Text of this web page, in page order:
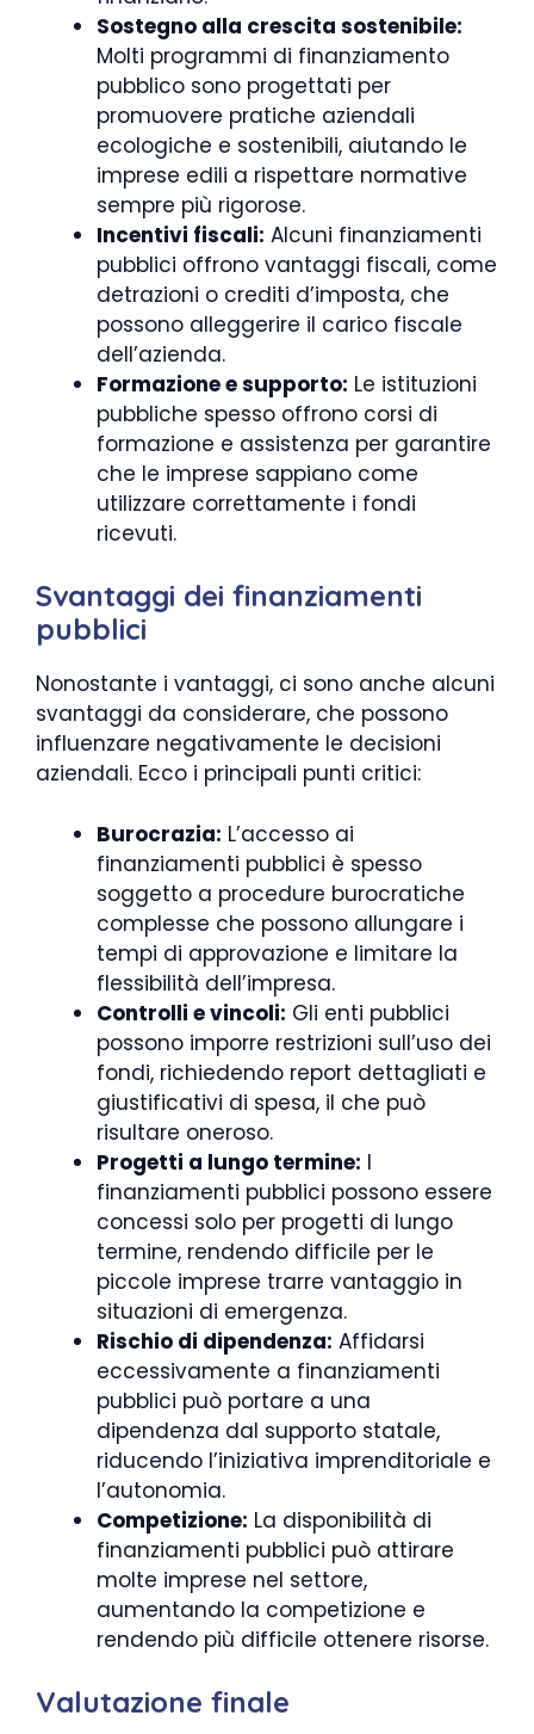
Sostegno alla crescita sostenibile:
Molti programmi di finanziamento
pubblico sono progettati per
promuovere pratiche aziendali
ecologiche e sostenibili, aiutando le
imprese edili a rispettare normative
sempre più rigorose.
Incentivi fiscali: Alcuni finanziamenti
pubblici offrono vantaggi fiscali, come
detrazioni o crediti d’imposta, che
possono alleggerire il carico fiscale
dell’azienda.
Formazione e supporto: Le istituzioni
pubbliche spesso offrono corsi di
formazione e assistenza per garantire
che le imprese sappiano come
utilizzare correttamente i fondi
ricevuti.
Svantaggi dei finanziamenti
pubblici
Nonostante i vantaggi, ci sono anche alcuni
svantaggi da considerare, che possono
influenzare negativamente le decisioni
aziendali. Ecco i principali punti critici:
Burocrazia: L’accesso ai
finanziamenti pubblici è spesso
soggetto a procedure burocratiche
complesse che possono allungare i
tempi di approvazione e limitare la
flessibilità dell’impresa.
Controlli e vincoli: Gli enti pubblici
possono imporre restrizioni sull’uso dei
fondi, richiedendo report dettagliati e
giustificativi di spesa, il che può
risultare oneroso.
Progetti a lungo termine: I
finanziamenti pubblici possono essere
concessi solo per progetti di lungo
termine, rendendo difficile per le
piccole imprese trarre vantaggio in
situazioni di emergenza.
Rischio di dipendenza: Affidarsi
eccessivamente a finanziamenti
pubblici può portare a una
dipendenza dal supporto statale,
riducendo l’iniziativa imprenditoriale e
l’autonomia.
Competizione: La disponibilità di
finanziamenti pubblici può attirare
molte imprese nel settore,
aumentando la competizione e
rendendo più difficile ottenere risorse.
Valutazione finale